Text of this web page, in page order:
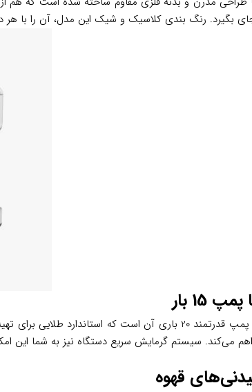
بگیرد. رنگ بندی کلاسیک و شیک این مدل، آن را با
15 بار
قلب تپنده این اسپرسوساز، پمپ قدرتمند 20 باری
می‌کند. سیستم گرمایش سریع دستگاه نیز به شما این
قهوه